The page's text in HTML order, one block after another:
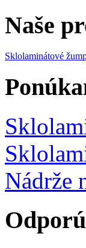
Naše
Sklolaminátové
Nádrže